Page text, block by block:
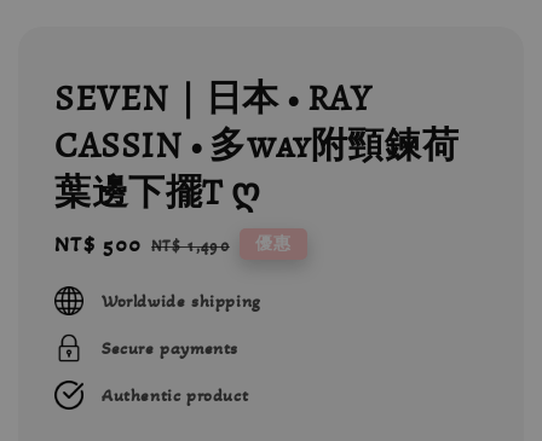
SEVEN｜日本 • RAY
CASSIN • 多way附頸鍊荷
葉邊下擺T ღ
Sale
NT$ 500 Regular
NT$ 1,490 優惠
Worldwide shipping
Secure payments
Authentic product